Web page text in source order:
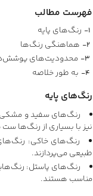
فهرست مطالب
رنگ‌های پایه
هماهنگی رنگ‌ها
محدودیت‌های
به طور خلاصه
رنگ‌های پایه
رنگ‌هایسفیدو مشکی
نیز با بسیاری از رنگ‌ها
رنگ‌های خاکی:
طبیعی می‌پردازند.
رنگ‌های پاستل:
مناسب هستند.